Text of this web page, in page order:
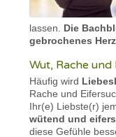
lassen. Die
gebrochenes
Wut, Rache
Häufig wird
Rache und
Ihr(e) Liebste(r)
wütend und
diese Gefühle